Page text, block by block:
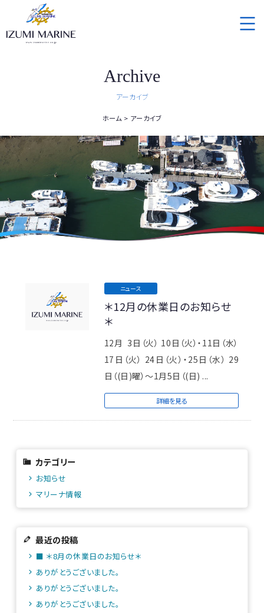
Archive
アーカイブ
ホーム アーカイブ
ニュース
＊12月の休業日のお知らせ
＊
12月 3日（火） 10日（火）・11日（水）
17日（火） 24日（火）・25日（水） 29
日（(日)曜）～1月5日（(日) ...
詳細を見る
カテゴリー
お知らせ
マリーナ情報
最近の投稿
■ ＊8月の休業日のお知らせ＊
ありがとうございました。
ありがとうございました。
ありがとうございました。